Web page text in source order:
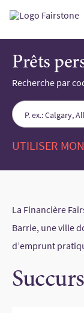
Prêts
Recherche par
Please
enter
State,
UTILISER
La Financière
Barrie, une ville
d’emprunt